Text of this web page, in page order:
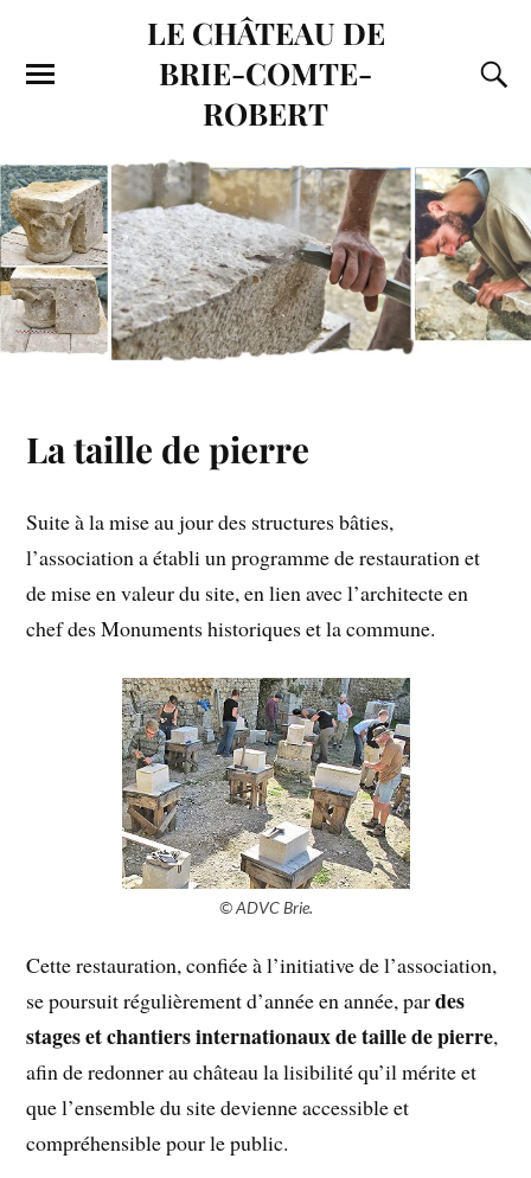
LE CHÂTEAU DE
BRIE-COMTE-
ROBERT
La taille de pierre
Suite à la mise au jour des structures bâties,
l’association a établi un programme de restauration et
de mise en valeur du site, en lien avec l’architecte en
chef des Monuments historiques et la commune.
© ADVC Brie.
Cette restauration, confiée à l’initiative de l’association,
se poursuit régulièrement d’année en année, pardes
stages et chantiers internationauxde taille de pierre,
afin de redonner au château la lisibilité qu’il mérite et
que l’ensemble du site devienne accessible et
compréhensible pour le public.